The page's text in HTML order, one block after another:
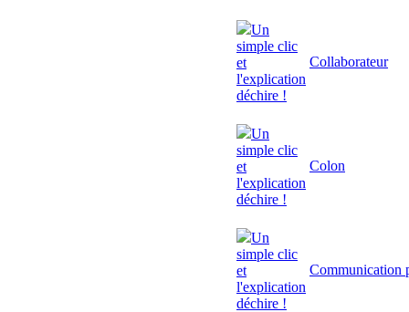
Un
simple clic
et
l'explication
déchire !
Collaborateur
Un
simple clic
et
l'explication
déchire !
Colon
Un
simple clic
et
l'explication
déchire !
Communication